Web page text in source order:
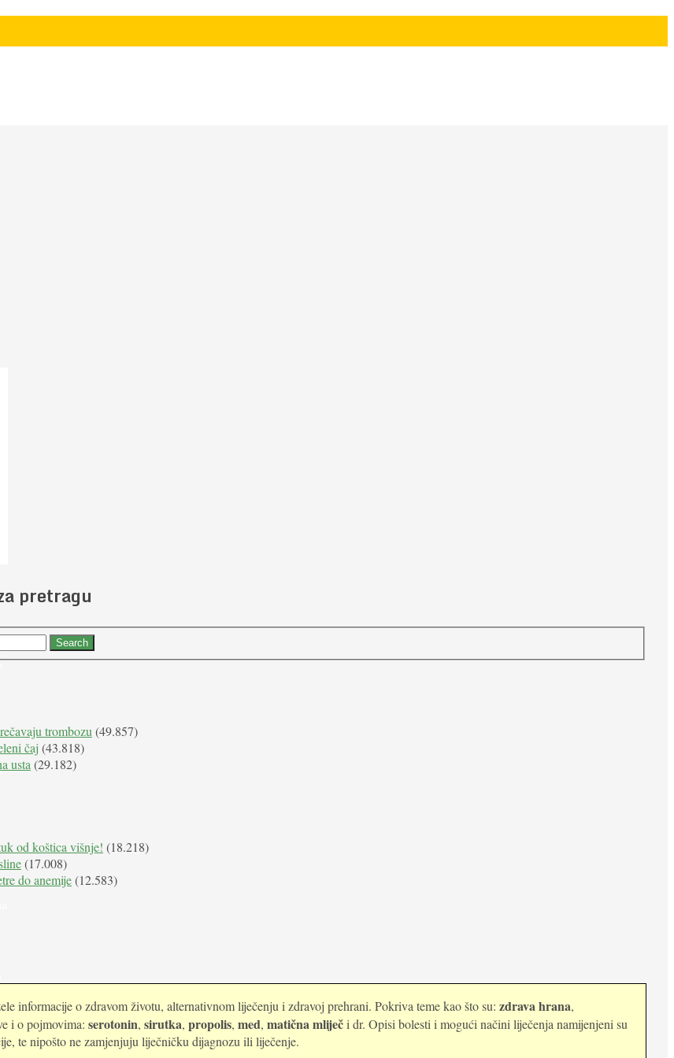
pretragu
trombozu (49.857)
čaj (43.818)
usta (29.182)
od koštica višnje! (18.218)
(17.008)
do anemije(12.583)
informacije o zdravom životu, alternativnom liječenju i zdravoj prehrani. Pokriva teme kao što su: zdrava hrana,
i o pojmovima: serotonin, sirutka, propolis, med, matična mliječi dr. Opisi bolesti i mogući načini liječenja namijenjeni su
te nipošto ne zamjenjuju liječničku dijagnozu ili liječenje.